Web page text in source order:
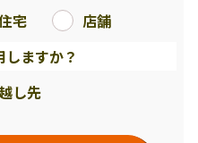
宅
店舗
ますか？
し先